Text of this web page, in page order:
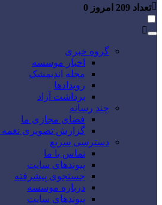
تعداد امروز 0
گروه خبری
اخبار موسسه
مجله اندیمشک
رویدادها
برداشت آزاد
چند رسانه
فضای مجازی ما
گزارش تصویری
دسترسی سریع
تماس با ما
پیوندهای سایت
جستجوی پیشرفته
درباره موسسه
پیوندهای سایت